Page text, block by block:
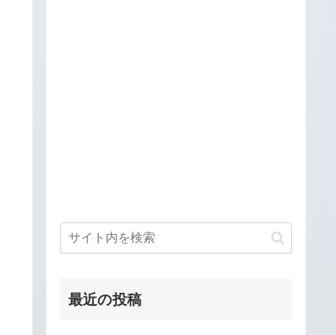
最近の投稿